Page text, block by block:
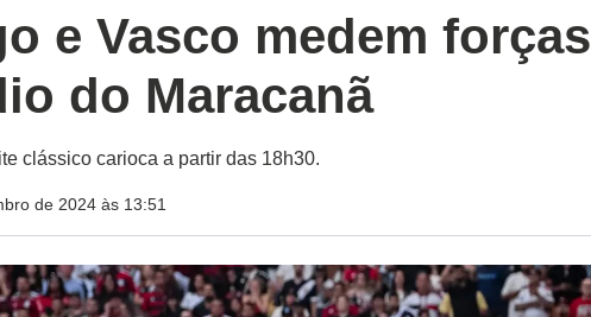
e Vasco medem forças
do Maracanã
clássico carioca a partir das 18h30.
de 2024 às 13:51